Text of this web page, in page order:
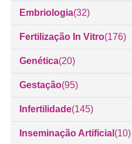
Embriologia(32)
Fertilização In Vitro(176)
Genética(20)
Gestação(95)
Infertilidade(145)
Inseminação Artificial (10)